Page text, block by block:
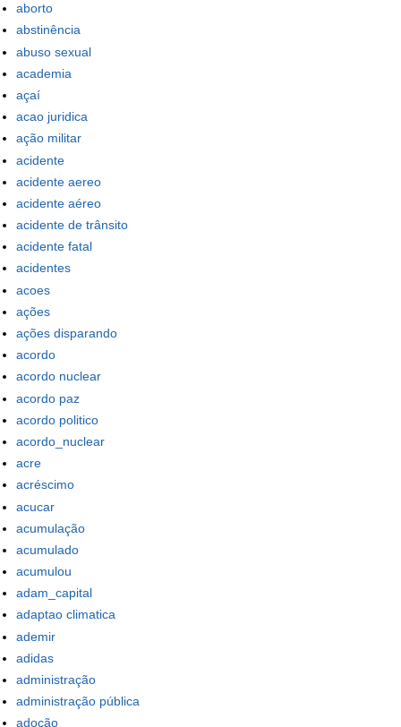
aborto
abstinência
abuso sexual
academia
açaí
acao juridica
ação militar
acidente
acidente aereo
acidente aéreo
acidente de trânsito
acidente fatal
acidentes
acoes
ações
ações disparando
acordo
acordo nuclear
acordo paz
acordo politico
acordo_nuclear
acre
acréscimo
acucar
acumulação
acumulado
acumulou
adam_capital
adaptao climatica
ademir
adidas
administração
administração pública
adoção